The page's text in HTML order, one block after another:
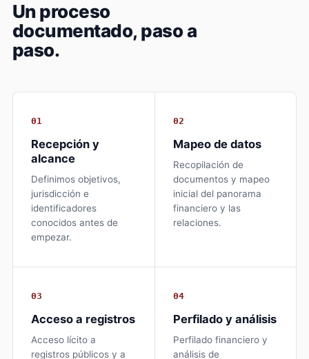
Un proceso
documentado, paso a
paso.
01
Recepción y
alcance
Definimos objetivos,
jurisdicción e
identificadores
conocidos antes de
empezar.
02
Mapeo de datos
Recopilación de
documentos y mapeo
inicial del panorama
financiero y las
relaciones.
03
Acceso a registros
Acceso lícito a
registros públicos y a
04
Perfilado y análisis
Perfilado financiero y
análisis de